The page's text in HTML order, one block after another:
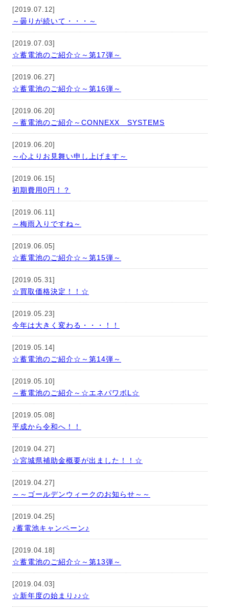
[2019.07.12]
～曇りが続いて・・・～
[2019.07.03]
☆蓄電池のご紹介☆～第17弾～
[2019.06.27]
☆蓄電池のご紹介☆～第16弾～
[2019.06.20]
～蓄電池のご紹介～CONNEXX SYSTEMS
[2019.06.20]
～心よりお見舞い申し上げます～
[2019.06.15]
初期費用0円！？
[2019.06.11]
～梅雨入りですね～
[2019.06.05]
☆蓄電池のご紹介☆～第15弾～
[2019.05.31]
☆買取価格決定！！☆
[2019.05.23]
今年は大きく変わる・・・！！
[2019.05.14]
☆蓄電池のご紹介☆～第14弾～
[2019.05.10]
～蓄電池のご紹介～☆エネパワボL☆
[2019.05.08]
平成から令和へ！！
[2019.04.27]
☆宮城県補助金概要が出ました！！☆
[2019.04.27]
～～ゴールデンウィークのお知らせ～～
[2019.04.25]
♪蓄電池キャンペーン♪
[2019.04.18]
☆蓄電池のご紹介☆～第13弾～
[2019.04.03]
☆新年度の始まり♪♪☆